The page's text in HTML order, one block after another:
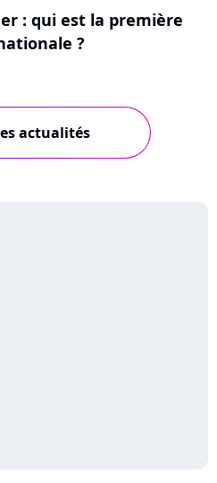
: qui est la première
?
actualités